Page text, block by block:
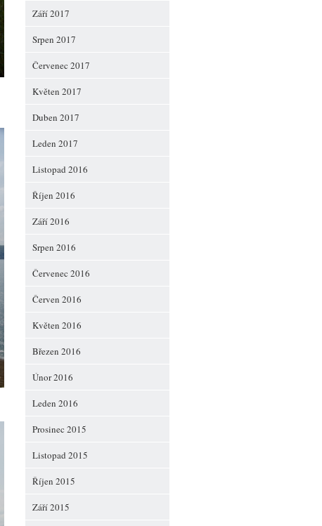
Září 2017
Srpen 2017
Červenec 2017
Květen 2017
Duben 2017
Leden 2017
Listopad 2016
Říjen 2016
Září 2016
Srpen 2016
Červenec 2016
Červen 2016
Květen 2016
Březen 2016
Únor 2016
Leden 2016
Prosinec 2015
Listopad 2015
Říjen 2015
Září 2015